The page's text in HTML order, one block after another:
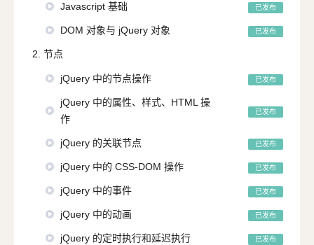
Javascript 基础 已发布
DOM 对象与 jQuery 对象 已发布
2. 节点
jQuery 中的节点操作 已发布
jQuery 中的属性、样式、HTML 操
作
已发布
jQuery 的关联节点 已发布
jQuery 中的 CSS-DOM 操作 已发布
jQuery 中的事件 已发布
jQuery 中的动画 已发布
jQuery 的定时执行和延迟执行 已发布